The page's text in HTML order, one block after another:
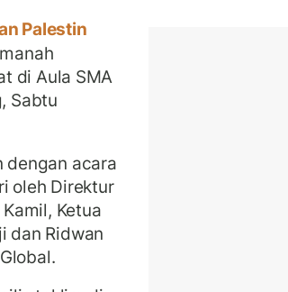
Palestin
di Aula SMA
Sabtu
dengan acara
oleh Direktur
Ketua
dan Ridwan